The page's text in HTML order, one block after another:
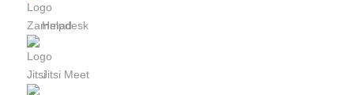
Helpdesk
Jitsi Meet